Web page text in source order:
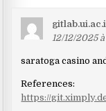
12/12/2025
saratoga casino
References:
https://